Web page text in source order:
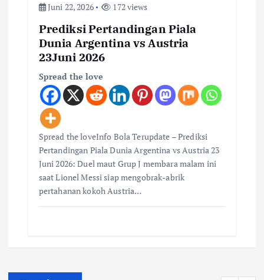
Juni 22, 2026
172 views
Prediksi Pertandingan Piala
Dunia Argentina vs Austria
23Juni 2026
Spread the love
Spread the loveInfo Bola Terupdate – Prediksi
Pertandingan Piala Dunia Argentina vs Austria 23
Juni 2026: Duel maut Grup J membara malam ini
saat Lionel Messi siap mengobrak-abrik
pertahanan kokoh Austria…